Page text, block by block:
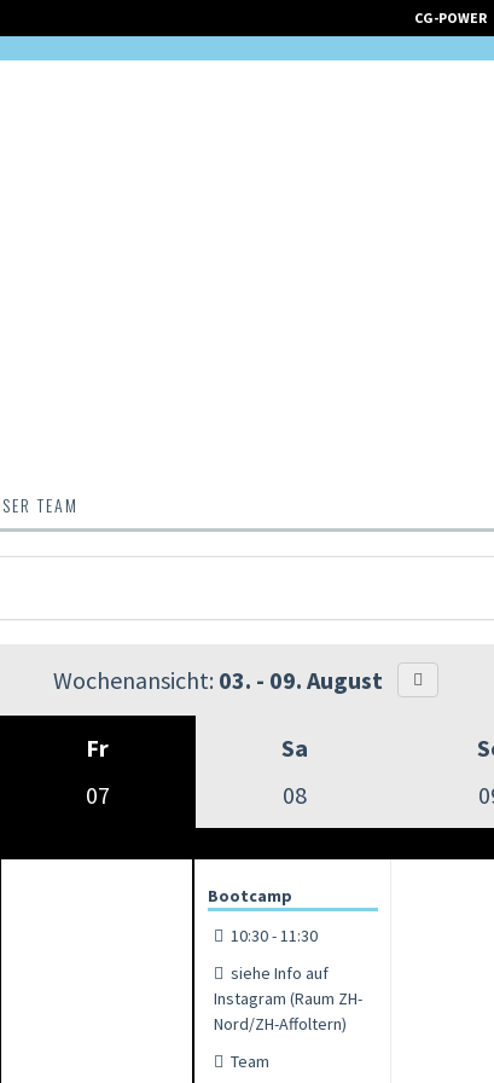
CG-POWER
TEAM
Wochenansicht: 03. - 09. August
Fr
07
Sa
08
Bootcamp
10:30 - 11:30
siehe Info auf
Instagram (Raum ZH-
Nord/ZH-Affoltern)
Team